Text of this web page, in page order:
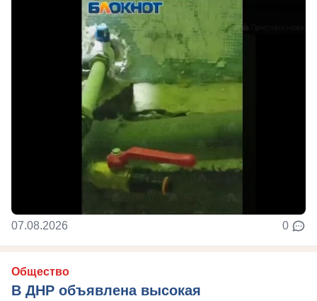
07.08.2026 0
Общество
В ДНР объявлена высокая